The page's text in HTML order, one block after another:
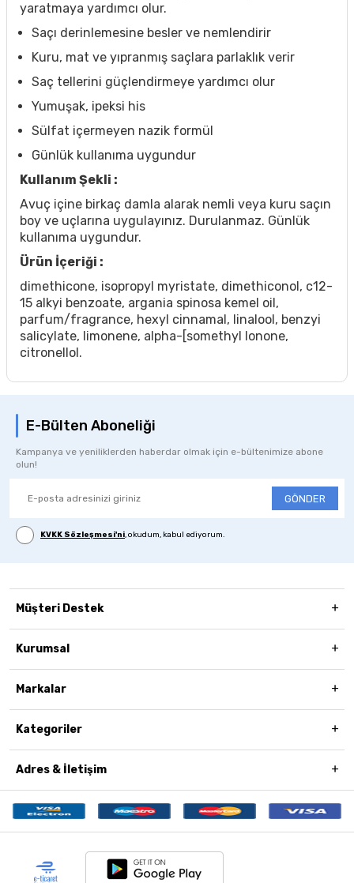
yaratmaya yardımcı olur.
Saçı derinlemesine besler ve nemlendirir
Kuru, mat ve yıpranmış saçlara parlaklık verir
Saç tellerini güçlendirmeye yardımcı olur
Yumuşak, ipeksi his
Sülfat içermeyen nazik formül
Günlük kullanıma uygundur
Kullanım Şekli :
Avuç içine birkaç damla alarak nemli veya kuru saçın
boy ve uçlarına uygulayınız. Durulanmaz. Günlük
kullanıma uygundur.
Ürün İçeriği :
dimethicone, isopropyl myristate, dimethiconol, c12-
15 alkyi benzoate, argania spinosa kemel oil,
parfum/fragrance, hexyl cinnamal, linalool, benzyi
salicylate, limonene, alpha-[somethyl lonone,
citronellol.
E-Bülten Aboneliği
Kampanya ve yeniliklerden haberdar olmak için e-bültenimize abone
olun!
GÖNDER
KVKK Sözleşmesi'ni, okudum, kabul ediyorum.
Müşteri Destek
Kurumsal
Markalar
Kategoriler
Adres & İletişim